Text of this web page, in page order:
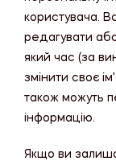
користувача.
редагувати
який час (за
змінити своє
також можуть
інформацію.
Якщо ви